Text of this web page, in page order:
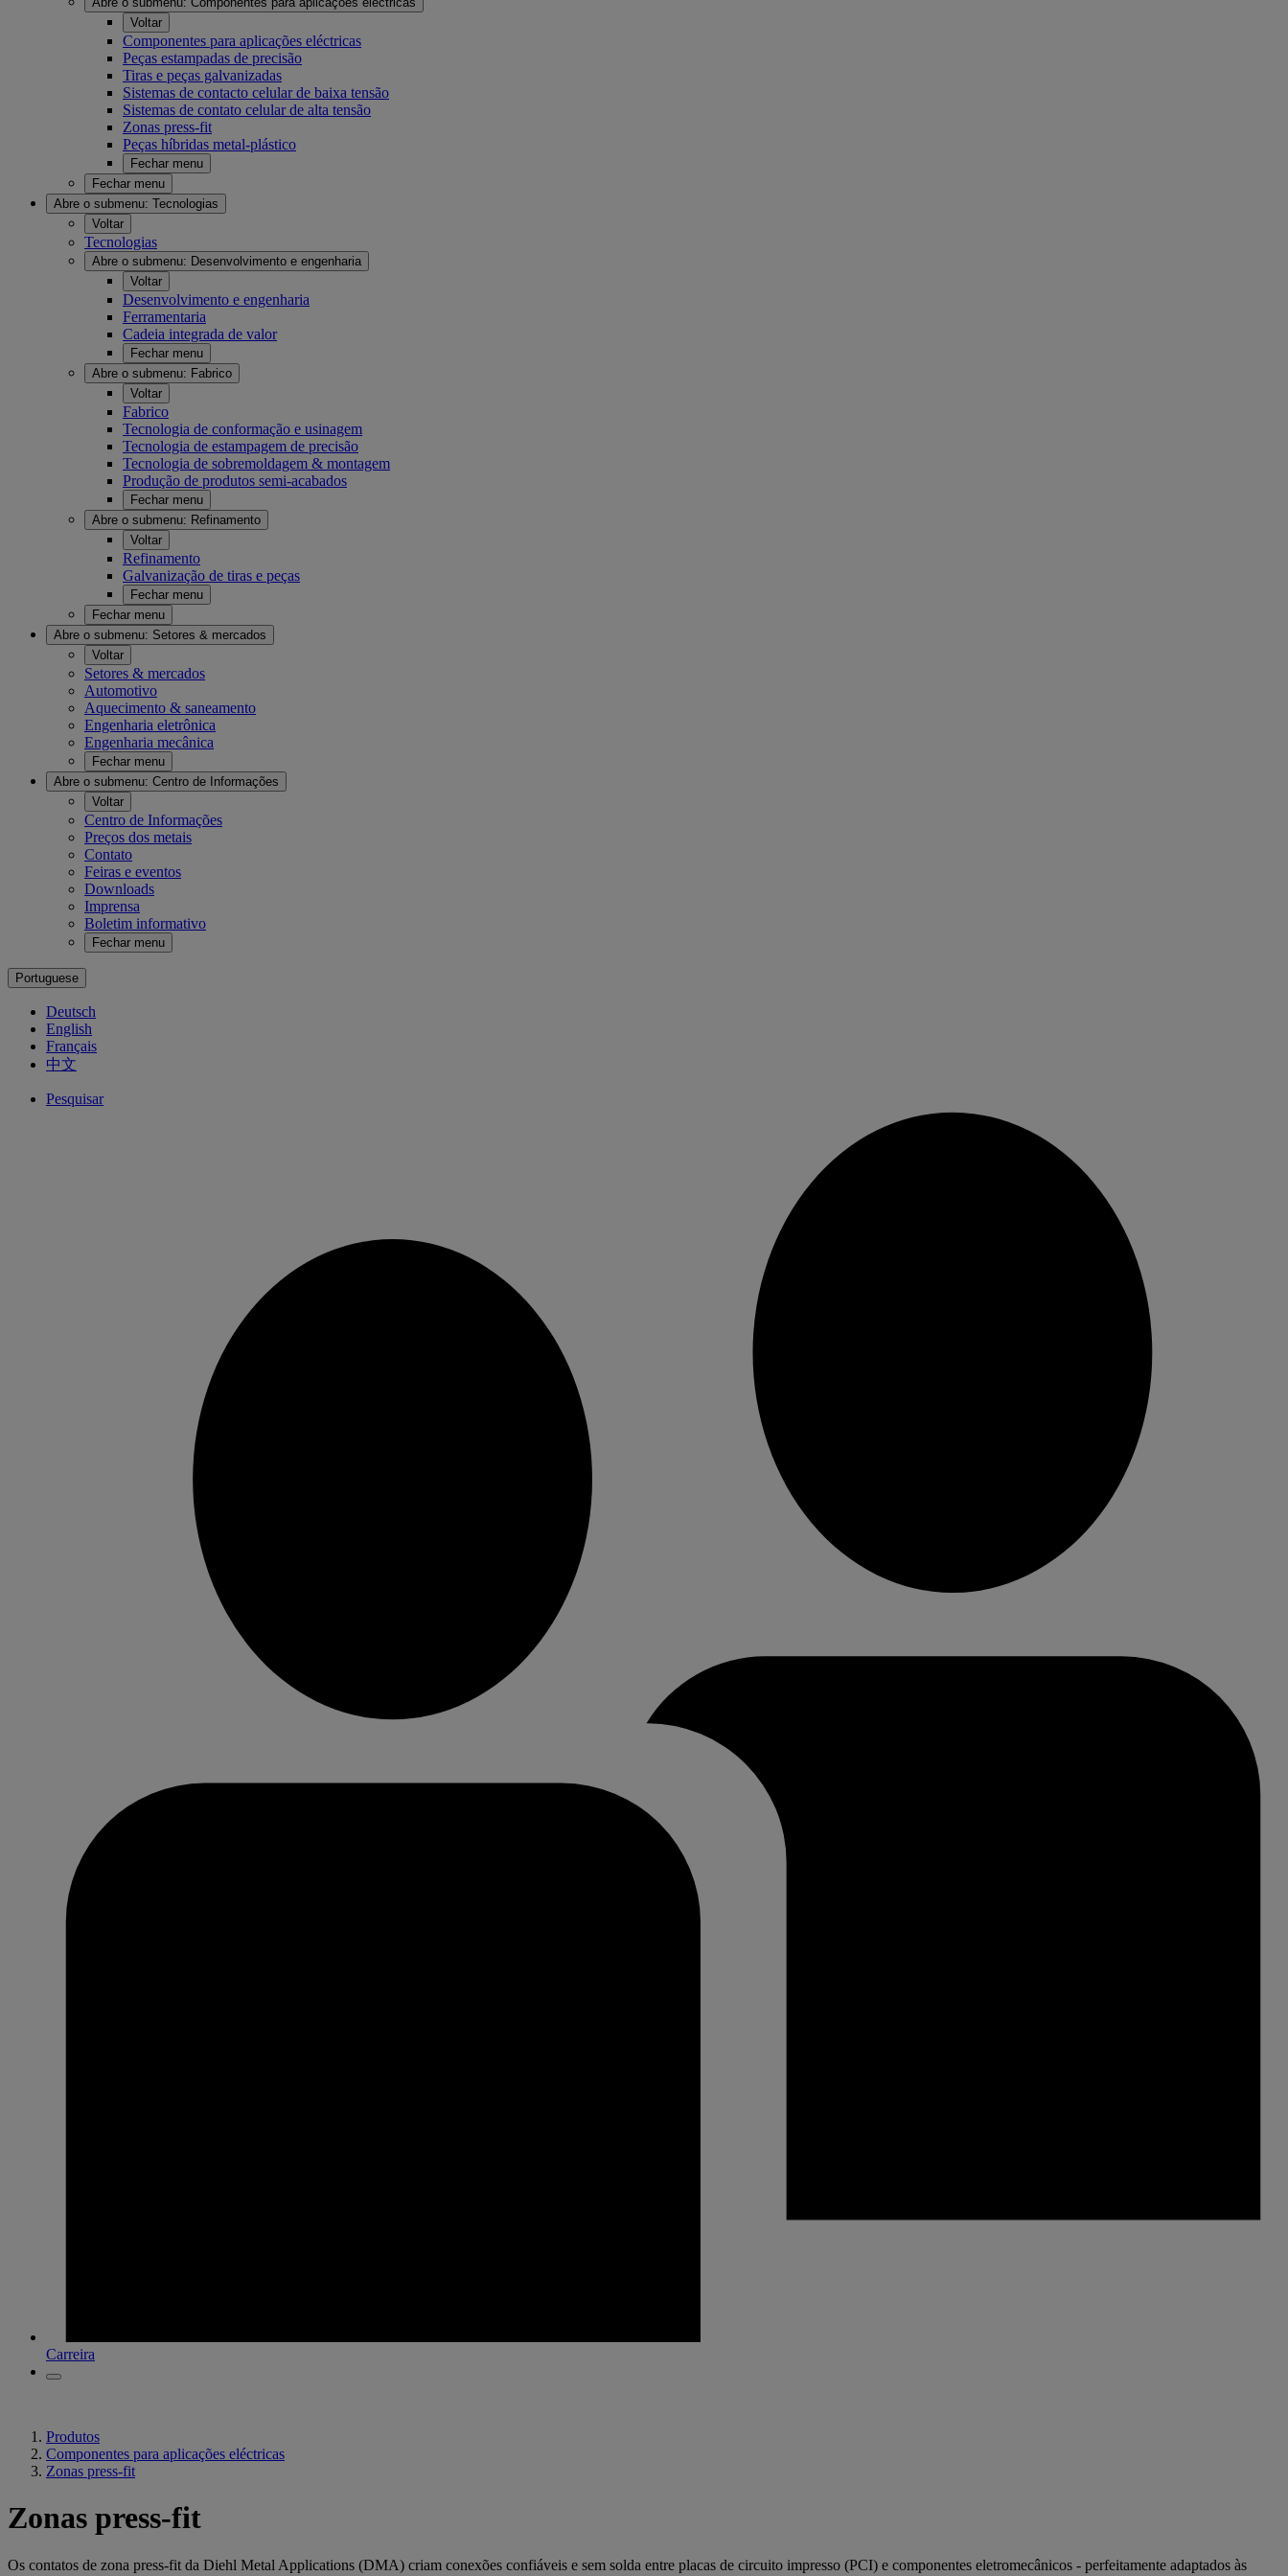
Voltar
Componentes para aplicações eléctricas
Peças estampadas de precisão
Tiras e peças galvanizadas
Sistemas de contacto celular de baixa tensão
Sistemas de contato celular de alta tensão
Zonas press-fit
Peças híbridas metal-plástico
Fechar menu
Fechar menu
Abre o submenu: Tecnologias
Voltar
Tecnologias
Abre o submenu: Desenvolvimento e engenharia
Voltar
Desenvolvimento e engenharia
Ferramentaria
Cadeia integrada de valor
Fechar menu
Abre o submenu: Fabrico
Voltar
Fabrico
Tecnologia de conformação e usinagem
Tecnologia de estampagem de precisão
Tecnologia de sobremoldagem & montagem
Produção de produtos semi-acabados
Fechar menu
Abre o submenu: Refinamento
Voltar
Refinamento
Galvanização de tiras e peças
Fechar menu
Fechar menu
Abre o submenu: Setores & mercados
Voltar
Setores & mercados
Automotivo
Aquecimento & saneamento
Engenharia eletrônica
Engenharia mecânica
Fechar menu
Abre o submenu: Centro de Informações
Voltar
Centro de Informações
Preços dos metais
Contato
Feiras e eventos
Downloads
Imprensa
Boletim informativo
Fechar menu
Portuguese
Deutsch
English
Français
中文
Pesquisar
Carreira
Produtos
Componentes para aplicações eléctricas
Zonas press-fit
Zonas press-fit
Os contatos de zona press-fit da Diehl Metal Applications (DMA) criam conexões confiáveis e sem solda entre placas de circuito impresso (PCI) e componentes eletromecânicos - perfeitamente adaptados às